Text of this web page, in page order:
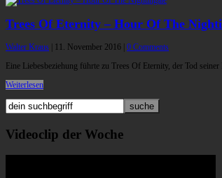
Trees Of Eternity – Hour Of The
Walter Kraus 11. November 2016 0 Comments
Eine Liebesbeziehung führte zu Trees Of Eternity, der Tod
Weiterlesen
Videoclip der Woche